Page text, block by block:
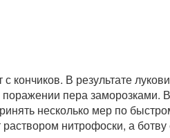
кончиков. В результате
пера заморозками.
несколько мер по
раствором нитрофоски, а